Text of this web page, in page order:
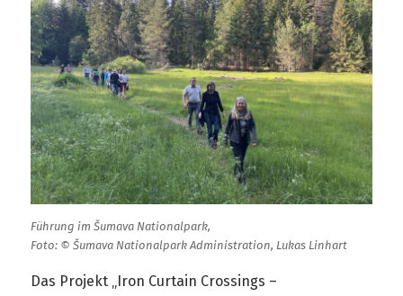
Führung im Šumava Nationalpark,
Foto: © Šumava Nationalpark Administration, Lukas Linhart
Das Projekt „Iron Curtain Crossings –